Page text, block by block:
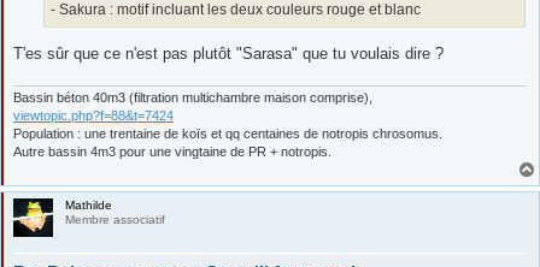
- Sakura : motif incluant les deux couleurs rouge et blanc
T'es sûr que ce n'est pas plutôt "Sarasa" que tu voulais dire ?
Bassin béton 40m3 (filtration multichambre maison comprise),
viewtopic.php?f=88&t=7424
Population : une trentaine de koïs et qq centaines de notropis chrosomus.
Autre bassin 4m3 pour une vingtaine de PR + notropis.
Mathilde
Membre associatif